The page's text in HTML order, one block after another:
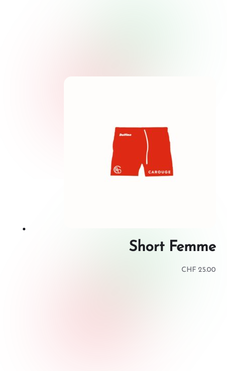
Short Femme
CHF25.00